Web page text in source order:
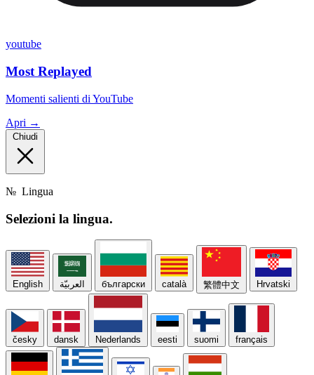
youtube
Most Replayed
Momenti salienti di YouTube
Apri →
Chiudi
№ Lingua
Selezioni la lingua.
English العربيّة български català 繁體中文 Hrvatski
česky dansk Nederlands eesti suomi français